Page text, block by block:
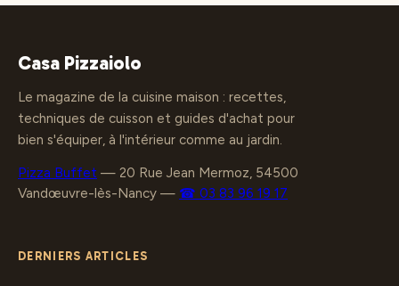
vraiment inratable
variantes
Casa Pizzaiolo
Le magazine de la cuisine maison : recettes,
techniques de cuisson et guides d'achat pour
bien s'équiper, à l'intérieur comme au jardin.
Pizza Buffet — 20 Rue Jean Mermoz, 54500
Vandœuvre-lès-Nancy — ☎ 03 83 96 19 17
DERNIERS ARTICLES